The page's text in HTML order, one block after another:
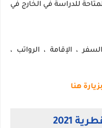
للدراسة في الخارج في
، الإقامة ، الرواتب ،
هنا
2021